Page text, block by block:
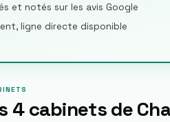
et notés sur les avis Google
ligne directe disponible
4cabinets de